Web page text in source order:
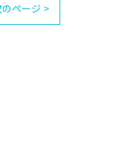
ページ >